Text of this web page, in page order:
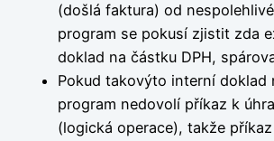
(došlá faktura) od
program se pokusí zjistit zda
doklad na částku DPH,
Pokud takovýto interní doklad
program nedovolí příkaz k
(logická operace), takže